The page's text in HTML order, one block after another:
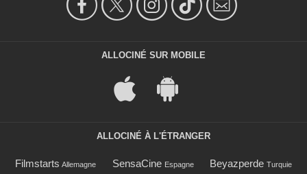
ALLOCINÉ SUR MOBILE
ALLOCINÉ À L'ÉTRANGER
Filmstarts Allemagne SensaCine Espagne Beyazperde Turquie